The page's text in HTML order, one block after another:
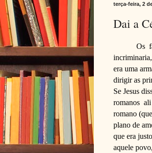
terça-feira, 2
Dai a
Os
era uma
dirigir as
Se Jesus
romanos ali
romano
plano de
que era
aquele